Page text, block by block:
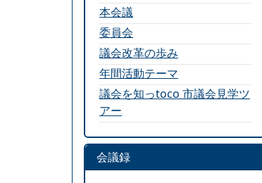
本会議
委員会
議会改革の歩み
年間活動テーマ
議会を知っtoco 市議会見学ツ
アー
会議録